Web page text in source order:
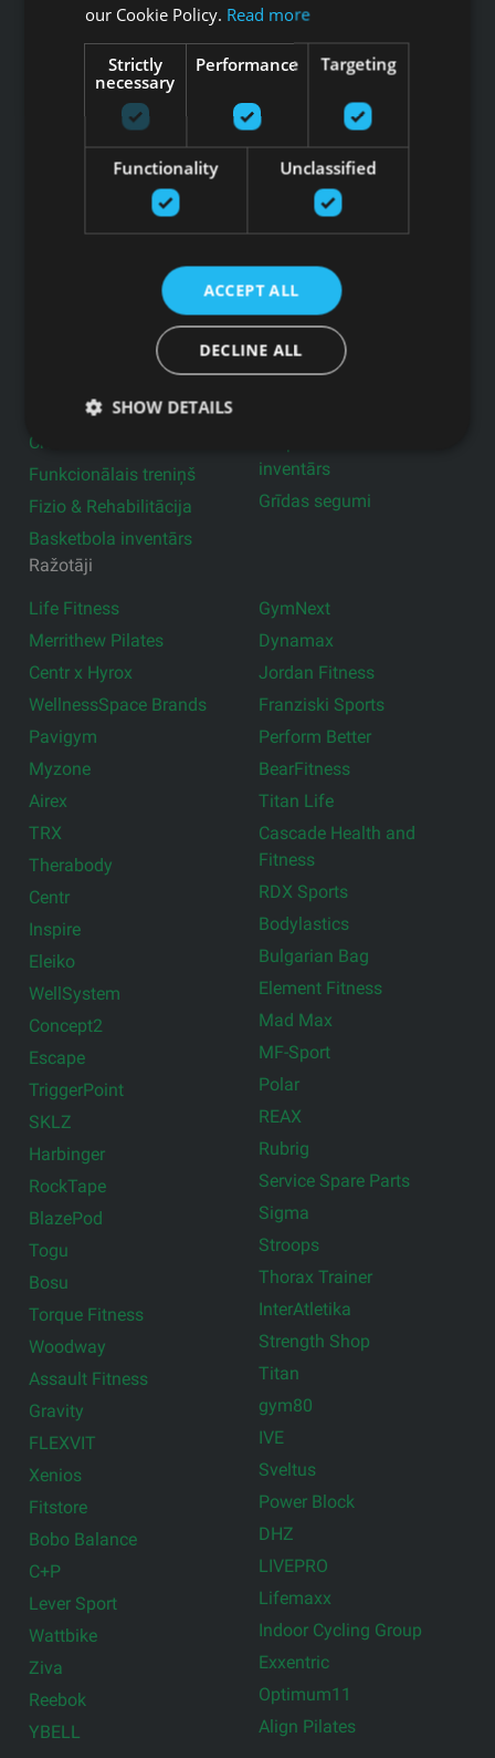
Pieteikties jaunumiem
Pakalpojumi
Privātuma politika
Profesionālie trenažieri
Aprīkojums pašvaldībām
Lietotie trenažieri
CrossFit inventārs
Funkcionālais treniņš
Fizio & Rehabilitācija
Basketbola inventārs
Aktīvā darba vide
Fitnesa aksesuāri
Ģērbtuvju aprīkojums
inventārs
Grīdas segumi
Ražotāji
Life Fitness
Merrithew Pilates
Centr x Hyrox
WellnessSpace Brands
Pavigym
Myzone
Airex
TRX
Therabody
Centr
Inspire
Eleiko
WellSystem
Concept2
Escape
TriggerPoint
SKLZ
Harbinger
RockTape
BlazePod
Togu
Bosu
Torque Fitness
Woodway
Assault Fitness
Gravity
FLEXVIT
Xenios
Fitstore
Bobo Balance
C+P
Lever Sport
Wattbike
Ziva
Reebok
YBELL
GymNext
Dynamax
Jordan Fitness
Franziski Sports
Perform Better
BearFitness
Titan Life
Cascade Health and
Fitness
RDX Sports
Bodylastics
Bulgarian Bag
Element Fitness
Mad Max
MF-Sport
Polar
REAX
Rubrig
Service Spare Parts
Sigma
Stroops
Thorax Trainer
InterAtletika
Strength Shop
Titan
gym80
IVE
Sveltus
Power Block
DHZ
LIVEPRO
Lifemaxx
Indoor Cycling Group
Exxentric
Optimum11
Align Pilates
our Cookie Policy. Read more
Strictly
necessary
Performance Targeting
Functionality Unclassified
ACCEPT ALL
DECLINE ALL
SHOW DETAILS